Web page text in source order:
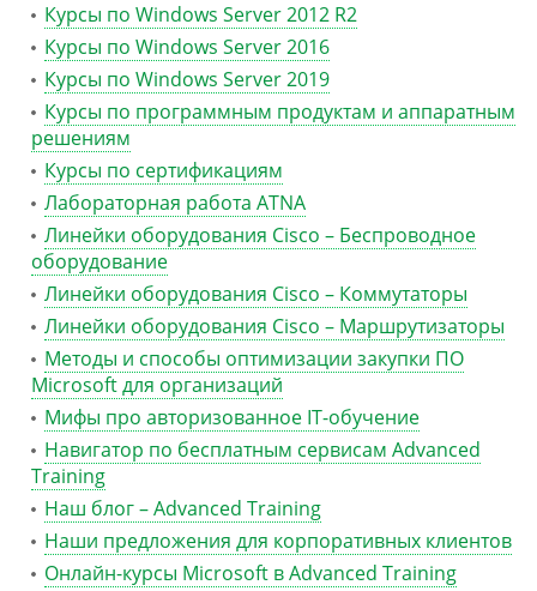
Курсы по Windows Server 2012 R2
Курсы по Windows Server 2016
Курсы по Windows Server 2019
Курсы по программным продуктам и аппаратным
решениям
Курсы по сертификациям
Лабораторная работа ATNA
Линейки оборудования Cisco – Беспроводное
оборудование
Линейки оборудования Cisco – Коммутаторы
Линейки оборудования Cisco – Маршрутизаторы
Методы и способы оптимизации закупки ПО
Microsoft для организаций
Мифы про авторизованное IT-обучение
Навигатор по бесплатным сервисам Advanced
Training
Наш блог – Advanced Training
Наши предложения для корпоративных клиентов
Онлайн-курсы Microsoft в Advanced Training